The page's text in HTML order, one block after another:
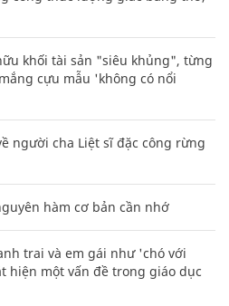
khối tài sản "siêu khủng", từng
cựu mẫu 'không có nổi
người cha Liệt sĩ đặc công rừng
hàm cơ bản cần nhớ
trai và em gái như 'chó với
hiện một vấn đề trong giáo dục